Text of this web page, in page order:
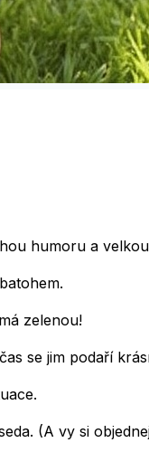
humoru a
zelenou!
se jim podaří
(A vy si